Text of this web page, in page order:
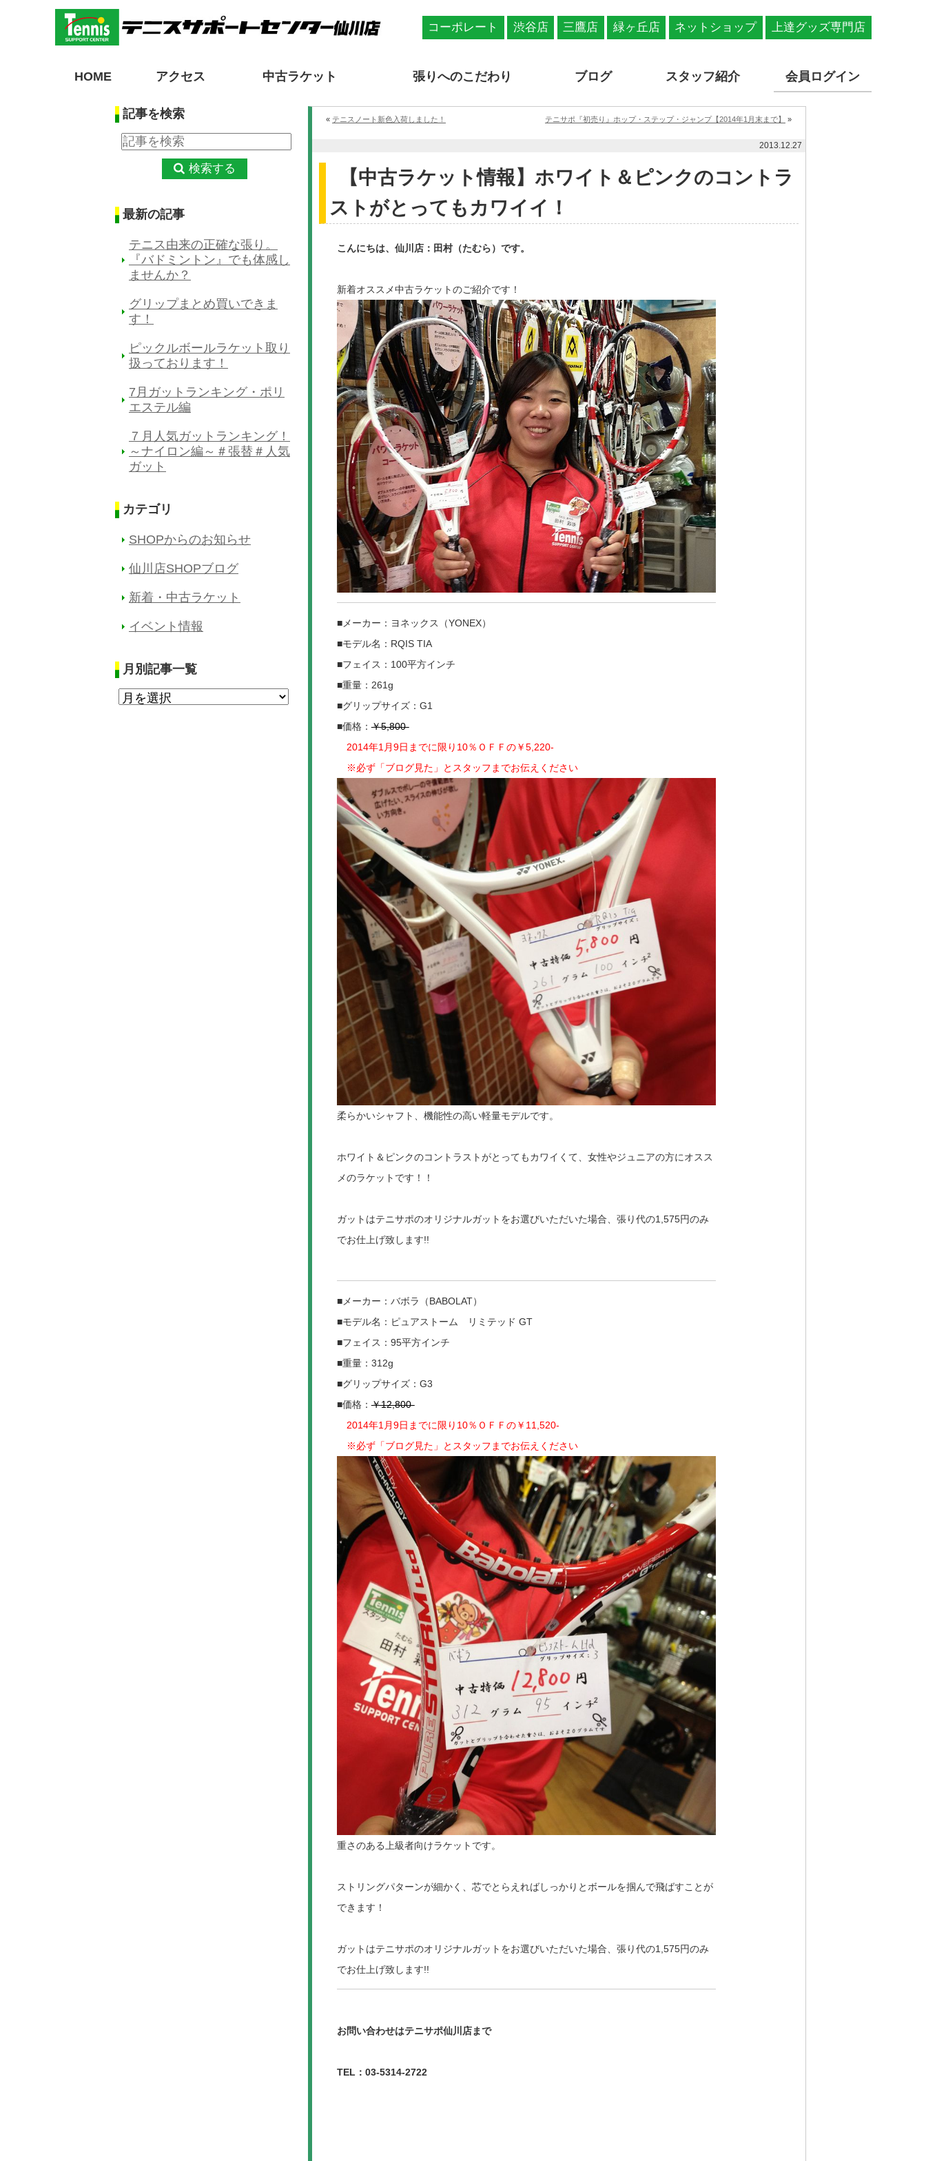
コーポレート 渋谷店 三鷹店 緑ヶ丘店 ネットショップ 上達グッズ専門店
HOME アクセス 中古ラケット 張りへのこだわり ブログ スタッフ紹介 会員ログイン
記事を検索
検索する
最新の記事
テニス由来の正確な張り。
『バドミントン』でも体感し
ませんか？
グリップまとめ買いできま
す！
ピックルボールラケット取り
扱っております！
7月ガットランキング・ポリ
エステル編
７月人気ガットランキング！
～ナイロン編～＃張替＃人気
ガット
カテゴリ
SHOPからのお知らせ
仙川店SHOPブログ
新着・中古ラケット
イベント情報
月別記事一覧
« テニスノート新色入荷しました！ テニサポ『初売り』ホップ・ステップ・ジャンプ【2014年1月末まで】 »
2013.12.27
【中古ラケット情報】ホワイト＆ピンクのコントラ
ストがとってもカワイイ！
こんにちは、仙川店：田村（たむら）です。
新着オススメ中古ラケットのご紹介です！
■メーカー：ヨネックス（YONEX）
■モデル名：RQIS TIA
■フェイス：100平方インチ
■重量：261g
■グリップサイズ：G1
■価格：￥5,800-
2014年1月9日までに限り10％ＯＦＦの￥5,220-
※必ず「ブログ見た」とスタッフまでお伝えください
柔らかいシャフト、機能性の高い軽量モデルです。
ホワイト＆ピンクのコントラストがとってもカワイくて、女性やジュニアの方にオスス
メのラケットです！！
ガットはテニサポのオリジナルガットをお選びいただいた場合、張り代の1,575円のみ
でお仕上げ致します!!
■メーカー：バボラ（BABOLAT）
■モデル名：ピュアストーム リミテッド GT
■フェイス：95平方インチ
■重量：312g
■グリップサイズ：G3
■価格：￥12,800-
2014年1月9日までに限り10％ＯＦＦの￥11,520-
※必ず「ブログ見た」とスタッフまでお伝えください
重さのある上級者向けラケットです。
ストリングパターンが細かく、芯でとらえればしっかりとボールを掴んで飛ばすことが
できます！
ガットはテニサポのオリジナルガットをお選びいただいた場合、張り代の1,575円のみ
でお仕上げ致します!!
お問い合わせはテニサポ仙川店まで
TEL：03-5314-2722